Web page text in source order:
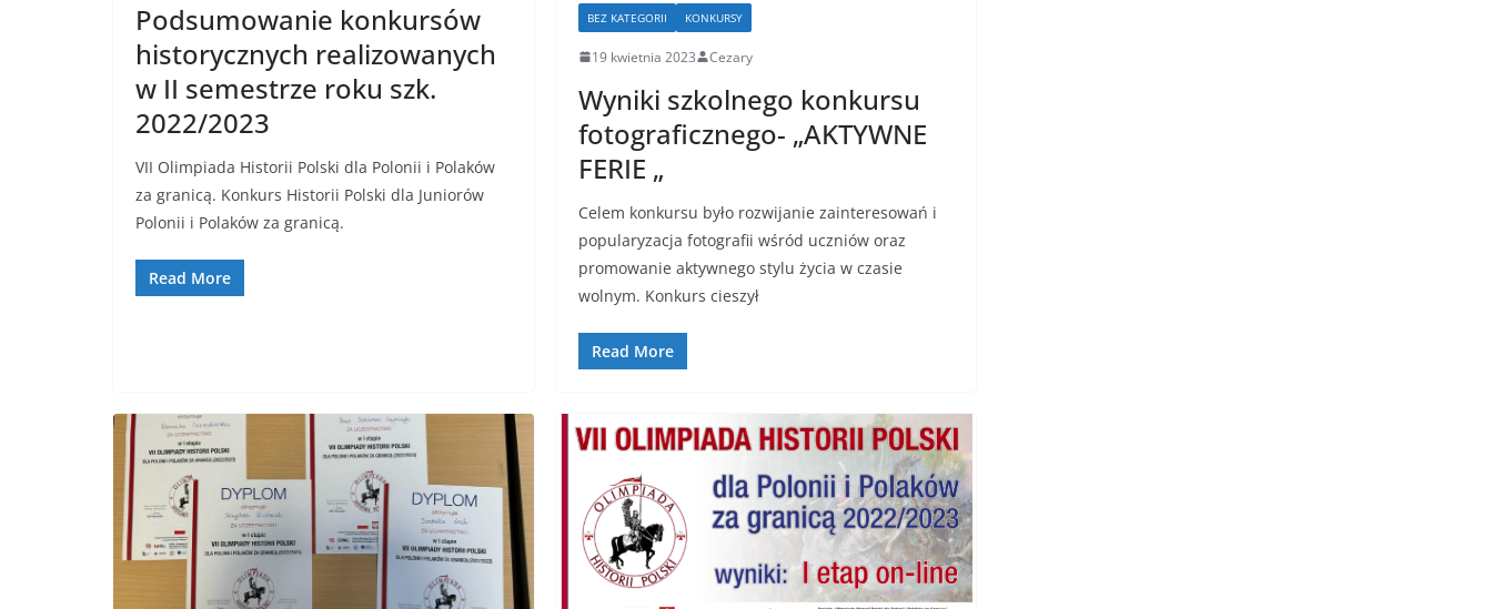
Podsumowanie konkursów
historycznych realizowanych
w II semestrze roku szk.
2022/2023
VII Olimpiada Historii Polski dla Polonii i Polaków
za granicą. Konkurs Historii Polski dla Juniorów
Polonii i Polaków za granicą.
Read More
BEZ KATEGORII KONKURSY
19 kwietnia 2023 Cezary
Wyniki szkolnego konkursu
fotograficznego- „AKTYWNE
FERIE „
Celem konkursu było rozwijanie zainteresowań i
popularyzacja fotografii wśród uczniów oraz
promowanie aktywnego stylu życia w czasie
wolnym. Konkurs cieszył
Read More